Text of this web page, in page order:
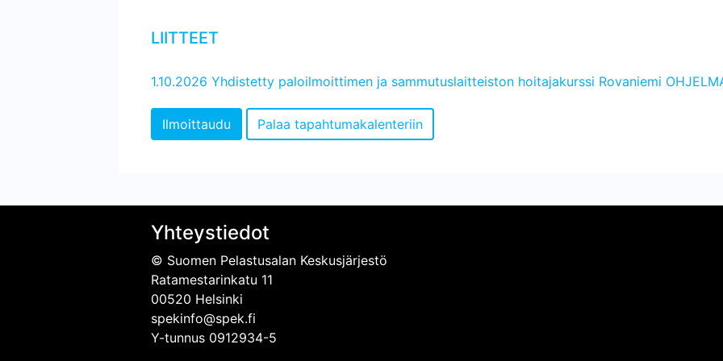
LIITTEET
1.10.2026 Yhdistetty paloilmoittimen ja sammutuslaitteiston hoitajakurssi Rovaniemi
Yhteystiedot
© Suomen Pelastusalan Keskusjärjestö
Ratamestarinkatu 11
00520 Helsinki
spekinfo@spek.fi
Y-tunnus 0912934-5